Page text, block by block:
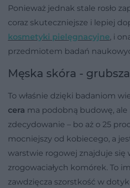
Ponieważ jednak stale rosło
coraz skuteczniejsze i lepiej
kosmetyki pielęgnacyjne, i
przedmiotem badań
Męska skóra -
To właśnie dzięki badaniom
cera ma podobną budowę, ale
zdecydowanie – bo aż o 25
mocniejszy od kobiecego, a
warstwie rogowej znajduje się
zrogowaciałych komórek. To
zawdzięcza szorstkość w